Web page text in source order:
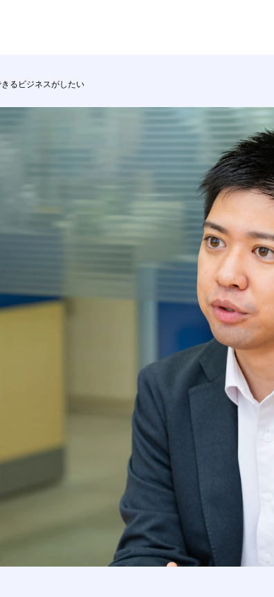
るビジネスがしたい